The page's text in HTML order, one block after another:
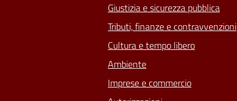
Giustizia e sicurezza pubblica
Tributi, finanze e contravvenzioni
Cultura e tempo libero
Ambiente
Imprese e commercio